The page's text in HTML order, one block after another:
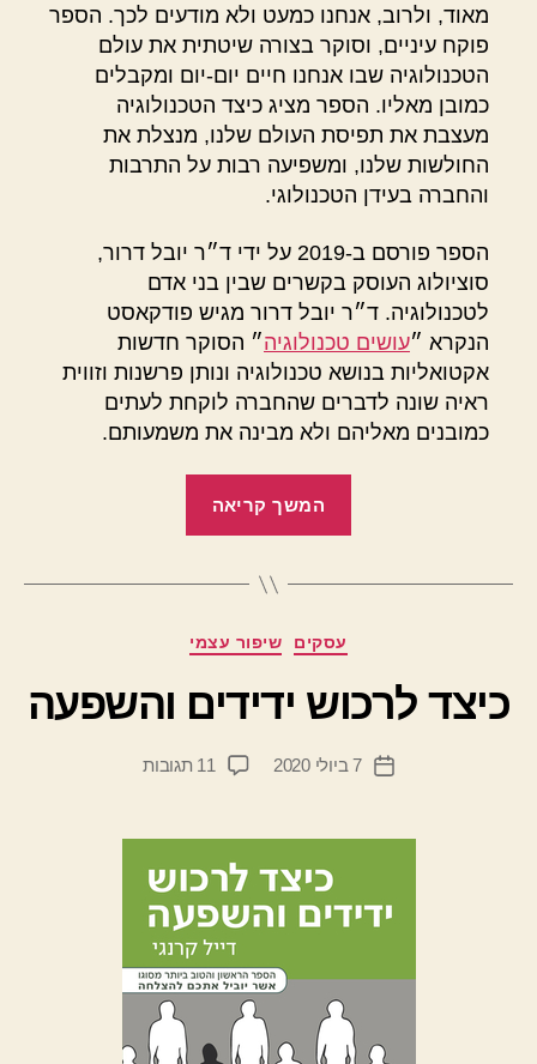
מאוד, ולרוב, אנחנו כמעט ולא מודעים לכך. הספר
פוקח עיניים, וסוקר בצורה שיטתית את עולם
הטכנולוגיה שבו אנחנו חיים יום-יום ומקבלים
כמובן מאליו. הספר מציג כיצד הטכנולוגיה
מעצבת את תפיסת העולם שלנו, מנצלת את
החולשות שלנו, ומשפיעה רבות על התרבות
והחברה בעידן הטכנולוגי.
הספר פורסם ב-2019 על ידי ד״ר יובל דרור,
סוציולוג העוסק בקשרים שבין בני אדם
לטכנולוגיה. ד״ר יובל דרור מגיש פודקאסט
הנקרא ״עושים טכנולוגיה״ הסוקר חדשות
אקטואליות בנושא טכנולוגיה ונותן פרשנות וזווית
ראיה שונה לדברים שהחברה לוקחת לעתים
כמובנים מאליהם ולא מבינה את משמעותם.
המשך קריאה
קטגוריות עסקים שיפור עצמי
כיצד לרכוש ידידים והשפעה
המחבר
הפוסט
א
מ
יי
ב
תאריך
7 ביולי 2020 11 תגובות
על
ידידים